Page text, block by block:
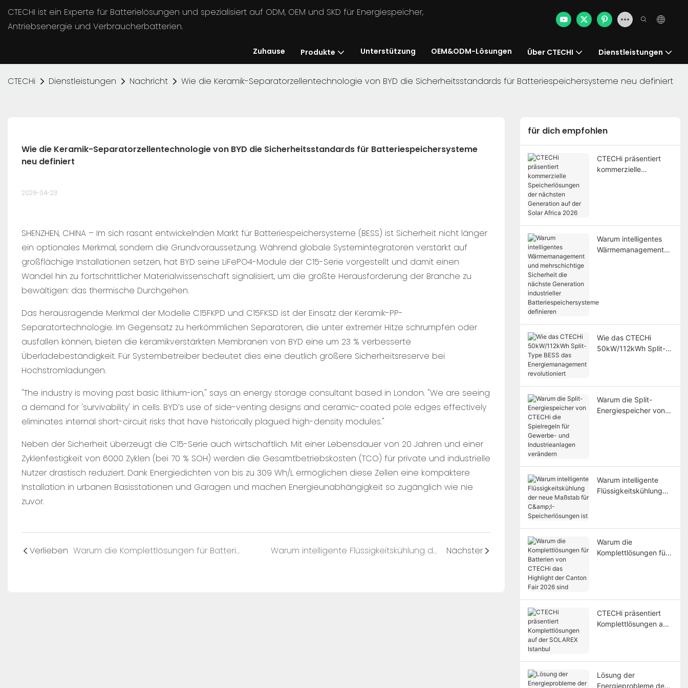
CTECHI ist ein Experte für Batterielösungen und spezialisiert auf ODM, OEM und SKD für Energiespeicher,
Antriebsenergie und Verbraucherbatterien.
Zuhause Produkte Unterstützung OEM&ODM-Lösungen Über CTECHI Dienstleistungen
CTECHi Dienstleistungen Nachricht Wie die Keramik-Separatorzellentechnologie von BYD die Sicherheitsstandards für Batteriespeichersysteme neu definiert
Wie die Keramik-Separatorzellentechnologie von BYD die Sicherheitsstandards für Batteriespeichersysteme
neu definiert
2026-04-23
SHENZHEN, CHINA – Im sich rasant entwickelnden Markt für Batteriespeichersysteme (BESS) ist Sicherheit nicht länger
ein optionales Merkmal, sondern die Grundvoraussetzung. Während globale Systemintegratoren verstärkt auf
großflächige Installationen setzen, hat BYD seine LiFePO4-Module der C15-Serie vorgestellt und damit einen
Wandel hin zu fortschrittlicher Materialwissenschaft signalisiert, um die größte Herausforderung der Branche zu
bewältigen: das thermische Durchgehen.
Das herausragende Merkmal der Modelle C15FKPD und C15FKSD ist der Einsatz der Keramik-PP-
Separatortechnologie. Im Gegensatz zu herkömmlichen Separatoren, die unter extremer Hitze schrumpfen oder
ausfallen können, bieten die keramikverstärkten Membranen von BYD eine um 23 % verbesserte
Überladebeständigkeit. Für Systembetreiber bedeutet dies eine deutlich größere Sicherheitsreserve bei
Hochstromladungen.
"The industry is moving past basic lithium-ion," says an energy storage consultant based in London. "We are seeing
a demand for 'survivability' in cells. BYD’s use of side-venting designs and ceramic-coated pole edges effectively
eliminates internal short-circuit risks that have historically plagued high-density modules."
Neben der Sicherheit überzeugt die C15-Serie auch wirtschaftlich. Mit einer Lebensdauer von 20 Jahren und einer
Zyklenfestigkeit von 6000 Zyklen (bei 70 % SOH) werden die Gesamtbetriebskosten (TCO) für private und industrielle
Nutzer drastisch reduziert. Dank Energiedichten von bis zu 309 Wh/L ermöglichen diese Zellen eine kompaktere
Installation in urbanen Basisstationen und Garagen und machen Energieunabhängigkeit so zugänglich wie nie
zuvor.
Verlieben Warum die Komplettlösungen für Batterien von CTECHi das Highlight der Canton Fair 2026 sind Warum intelligente Flüssigkeitskühlung der neue Maßstab für C&amp;I-Speicherlösungen ist Nächster
für dich empfohlen
CTECHi präsentiert
kommerzielle
Warum intelligentes
Wärmemanagement
Batteriespeichersyste
Wie das CTECHi
50kW/112kWh Split-
Warum die Split-
Energiespeicher von
Warum intelligente
Flüssigkeitskühlung
Warum die
Komplettlösungen für
CTECHi präsentiert
Komplettlösungen auf
Lösung der
Energieprobleme der